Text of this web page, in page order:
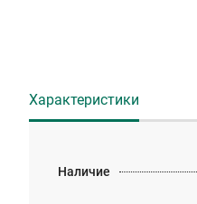
Характеристики
Наличие